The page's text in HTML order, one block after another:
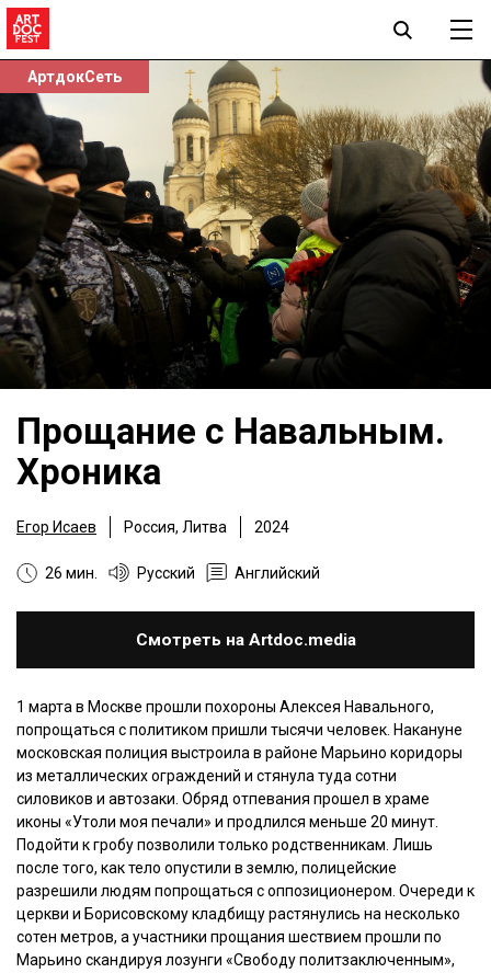
АртдокСеть
Прощание с Навальным.
Хроника
Егор Исаев Россия, Литва 2024
26 мин. Русский Английский
Смотреть на Artdoc.media
1 марта в Москве прошли похороны Алексея Навального,
попрощаться с политиком пришли тысячи человек. Накануне
московская полиция выстроила в районе Марьино коридоры
из металлических ограждений и стянула туда сотни
силовиков и автозаки. Обряд отпевания прошел в храме
иконы «Утоли моя печали» и продлился меньше 20 минут.
Подойти к гробу позволили только родственникам. Лишь
после того, как тело опустили в землю, полицейские
разрешили людям попрощаться с оппозиционером. Очереди к
церкви и Борисовскому кладбищу растянулись на несколько
сотен метров, а участники прощания шествием прошли по
Марьино скандируя лозунги «Свободу политзаключенным»,